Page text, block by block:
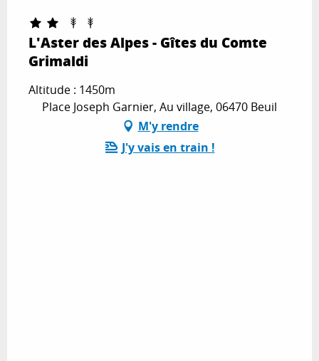
L'Aster des Alpes - Gîtes du Comte
Grimaldi
Altitude : 1450m
Place Joseph Garnier, Au village, 06470 Beuil
M'y rendre
J'y vais en train !